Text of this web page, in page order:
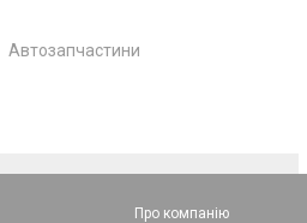
Автозапчастини
Про компанію